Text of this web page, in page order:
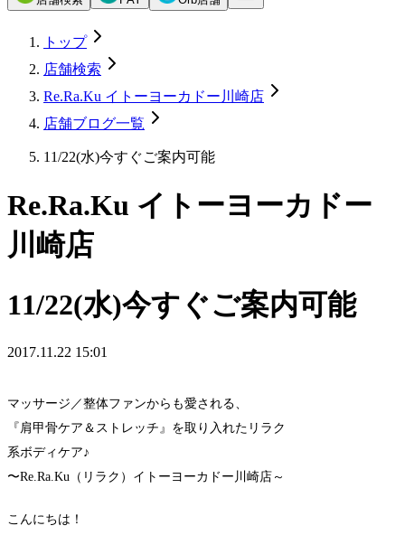
トップ
店舗検索
Re.Ra.Ku イトーヨーカドー川崎店
店舗ブログ一覧
11/22(水)今すぐご案内可能
Re.Ra.Ku イトーヨーカドー
川崎店
11/22(水)今すぐご案内可能
2017.11.22 15:01
マッサージ／整体ファンからも愛される、
『肩甲骨ケア＆ストレッチ』を取り入れたリラク
系ボディケア♪
〜Re.Ra.Ku（リラク）イトーヨーカドー川崎店～
こんにちは！